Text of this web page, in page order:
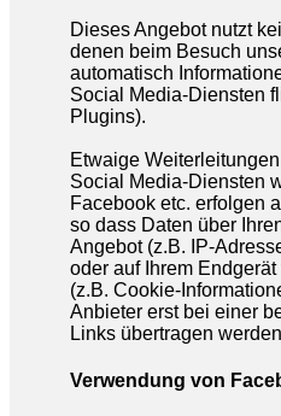
Dieses Angebot nutzt
denen beim Besuch
automatisch
Social Media-Diensten
Plugins).
Etwaige
Social Media-Diensten
Facebook etc. erfolgen
so dass Daten über
Angebot (z.B. IP-
oder auf Ihrem
(z.B. Cookie-
Anbieter erst bei einer
Links übertragen
Verwendung von